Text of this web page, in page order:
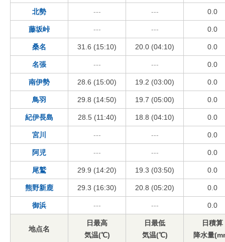
北勢 --- --- 0.0
藤坂峠 --- --- 0.0
桑名 31.6 (15:10) 20.0 (04:10) 0.0
名張 --- --- 0.0
南伊勢 28.6 (15:00) 19.2 (03:00) 0.0
鳥羽 29.8 (14:50) 19.7 (05:00) 0.0
紀伊長島 28.5 (11:40) 18.8 (04:10) 0.0
宮川 --- --- 0.0
阿児 --- --- 0.0
尾鷲 29.9 (14:20) 19.3 (03:50) 0.0
熊野新鹿 29.3 (16:30) 20.8 (05:20) 0.0
御浜 --- --- 0.0
地点名
日最高
気温(℃)
日最低
気温(℃)
日積算
降水量